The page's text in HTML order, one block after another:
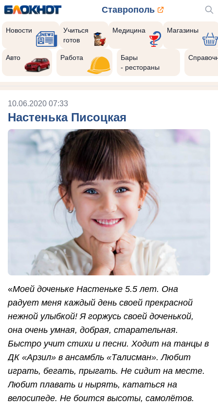
Ставрополь
Новости
Учиться
готов
Медицина Магазины
Авто Работа
Бары
- рестораны
10.06.2020 07:33
Настенька Писоцкая
«Моей доченьке Настеньке 5.5 лет. Она
радует меня каждый день своей прекрасной
нежной улыбкой! Я горжусь своей доченькой,
она очень умная, добрая, старательная.
Быстро учит стихи и песни. Ходит на танцы в
ДК «Арзил» в ансамбль «Талисман». Любит
играть, бегать, прыгать. Не сидит на месте.
Любит плавать и нырять, кататься на
велосипеде. Не боится высоты, самолётов.